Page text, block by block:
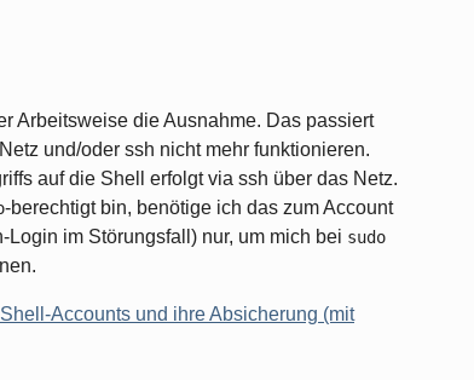
Arbeitsweise die Ausnahme. Das passiert
und/oder ssh nicht mehr funktionieren.
auf die Shell erfolgt via ssh über das Netz.
-berechtigt bin, benötige ich das zum Account
im Störungsfall) nur, um mich bei sudo
Accounts und ihre Absicherung (mit